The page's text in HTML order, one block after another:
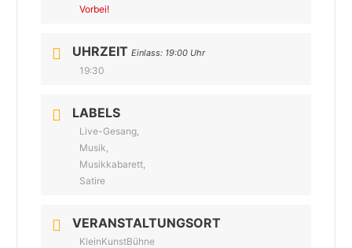
Vorbei!
UHRZEIT Einlass: 19:00 Uhr
19:30
LABELS
Live-Gesang,
Musik,
Musikkabarett,
Satire
VERANSTALTUNGSORT
KleinKunstBühne